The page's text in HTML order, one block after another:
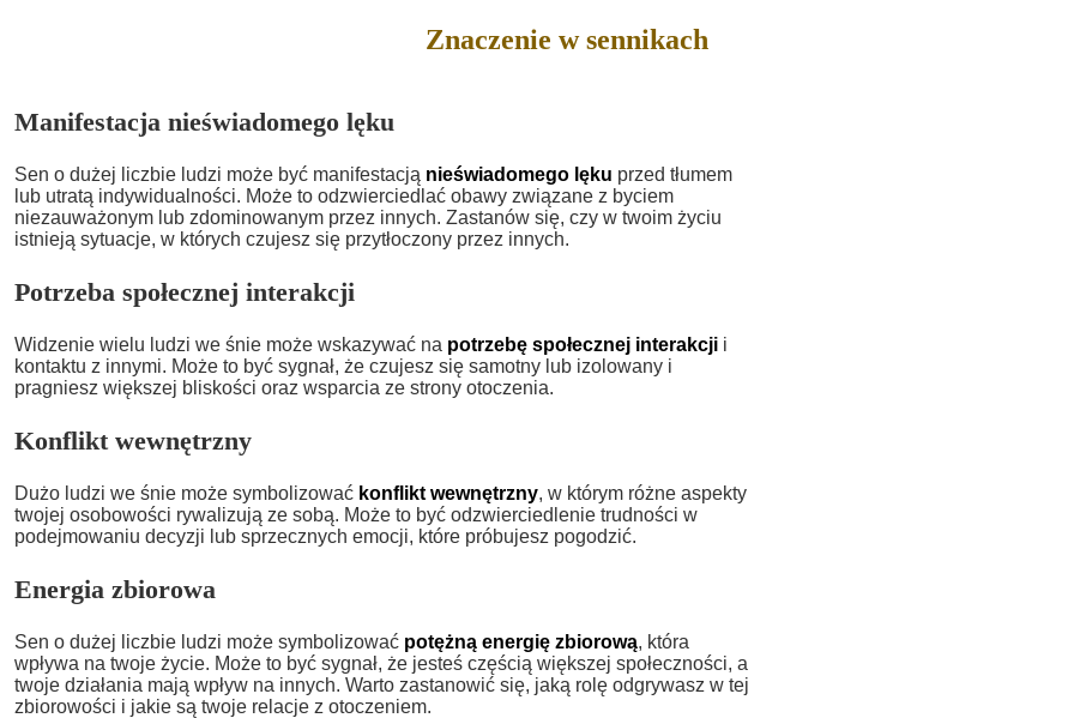
Znaczenie w sennikach
Manifestacja nieświadomego lęku
Sen o dużej liczbie ludzi może być manifestacją nieświadomego lęku przed tłumem
lub utratą indywidualności. Może to odzwierciedlać obawy związane z byciem
niezauważonym lub zdominowanym przez innych. Zastanów się, czy w twoim życiu
istnieją sytuacje, w których czujesz się przytłoczony przez innych.
Potrzeba społecznej interakcji
Widzenie wielu ludzi we śnie może wskazywać na potrzebę społecznej interakcji i
kontaktu z innymi. Może to być sygnał, że czujesz się samotny lub izolowany i
pragniesz większej bliskości oraz wsparcia ze strony otoczenia.
Konflikt wewnętrzny
Dużo ludzi we śnie może symbolizować konflikt wewnętrzny, w którym różne aspekty
twojej osobowości rywalizują ze sobą. Może to być odzwierciedlenie trudności w
podejmowaniu decyzji lub sprzecznych emocji, które próbujesz pogodzić.
Energia zbiorowa
Sen o dużej liczbie ludzi może symbolizować potężną energię zbiorową, która
wpływa na twoje życie. Może to być sygnał, że jesteś częścią większej społeczności, a
twoje działania mają wpływ na innych. Warto zastanowić się, jaką rolę odgrywasz w tej
zbiorowości i jakie są twoje relacje z otoczeniem.